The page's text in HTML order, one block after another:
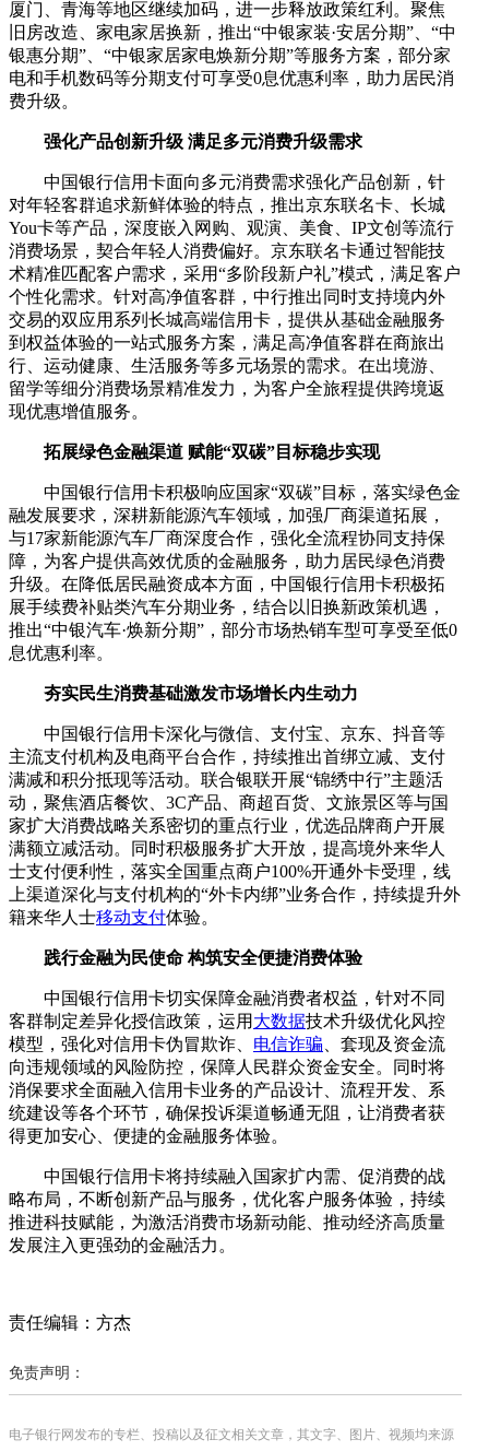
厦门、青海等地区继续加码，进一步释放政策红利。聚焦
旧房改造、家电家居换新，推出“中银家装·安居分期”、“中
银惠分期”、“中银家居家电焕新分期”等服务方案，部分家
电和手机数码等分期支付可享受0息优惠利率，助力居民消
费升级。
强化产品创新升级 满足多元消费升级需求
中国银行信用卡面向多元消费需求强化产品创新，针
对年轻客群追求新鲜体验的特点，推出京东联名卡、长城
You卡等产品，深度嵌入网购、观演、美食、IP文创等流行
消费场景，契合年轻人消费偏好。京东联名卡通过智能技
术精准匹配客户需求，采用“多阶段新户礼”模式，满足客户
个性化需求。针对高净值客群，中行推出同时支持境内外
交易的双应用系列长城高端信用卡，提供从基础金融服务
到权益体验的一站式服务方案，满足高净值客群在商旅出
行、运动健康、生活服务等多元场景的需求。在出境游、
留学等细分消费场景精准发力，为客户全旅程提供跨境返
现优惠增值服务。
拓展绿色金融渠道 赋能“双碳”目标稳步实现
中国银行信用卡积极响应国家“双碳”目标，落实绿色金
融发展要求，深耕新能源汽车领域，加强厂商渠道拓展，
与17家新能源汽车厂商深度合作，强化全流程协同支持保
障，为客户提供高效优质的金融服务，助力居民绿色消费
升级。在降低居民融资成本方面，中国银行信用卡积极拓
展手续费补贴类汽车分期业务，结合以旧换新政策机遇，
推出“中银汽车·焕新分期”，部分市场热销车型可享受至低0
息优惠利率。
夯实民生消费基础激发市场增长内生动力
中国银行信用卡深化与微信、支付宝、京东、抖音等
主流支付机构及电商平台合作，持续推出首绑立减、支付
满减和积分抵现等活动。联合银联开展“锦绣中行”主题活
动，聚焦酒店餐饮、3C产品、商超百货、文旅景区等与国
家扩大消费战略关系密切的重点行业，优选品牌商户开展
满额立减活动。同时积极服务扩大开放，提高境外来华人
士支付便利性，落实全国重点商户100%开通外卡受理，线
上渠道深化与支付机构的“外卡内绑”业务合作，持续提升外
籍来华人士移动支付体验。
践行金融为民使命 构筑安全便捷消费体验
中国银行信用卡切实保障金融消费者权益，针对不同
客群制定差异化授信政策，运用 大数据技术升级优化风控
模型，强化对信用卡伪冒欺诈、 电信诈骗 、套现及资金流
向违规领域的风险防控，保障人民群众资金安全。同时将
消保要求全面融入信用卡业务的产品设计、流程开发、系
统建设等各个环节，确保投诉渠道畅通无阻，让消费者获
得更加安心、便捷的金融服务体验。
中国银行信用卡将持续融入国家扩内需、促消费的战
略布局，不断创新产品与服务，优化客户服务体验，持续
推进科技赋能，为激活消费市场新动能、推动经济高质量
发展注入更强劲的金融活力。
责任编辑：方杰
免责声明：
电子银行网发布的专栏、投稿以及征文相关文章，其文字、图片、视频均来源